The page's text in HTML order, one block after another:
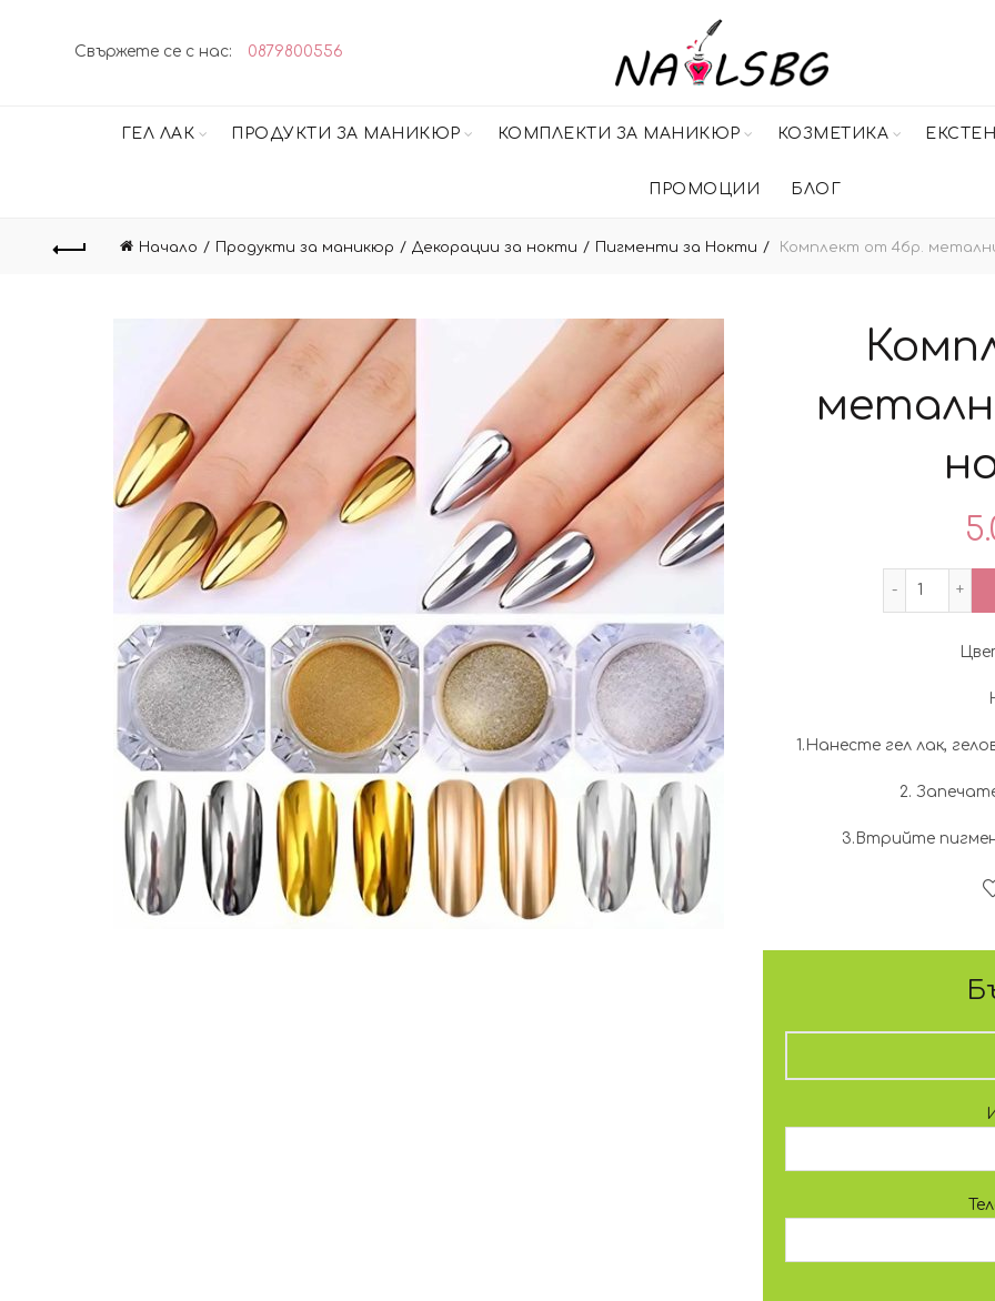
Свържете се с нас: 0879800556
ГЕЛ ЛАК ПРОДУКТИ ЗА МАНИКЮР КОМПЛЕКТИ ЗА МАНИКЮР КОЗМЕТИКА
ПРОМОЦИИ БЛОГ
Начало Продукти за маникюр Декорации за нокти Пигменти за Нокти Комплект от 4бр.
1.Нанесте гел лак,
2.
3.Втрийте